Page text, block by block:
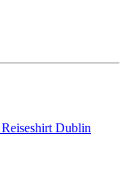
Dublin